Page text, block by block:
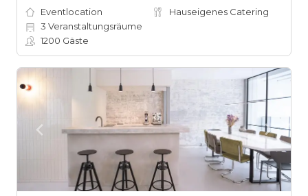
Eventlocation
Hauseigenes Catering
3 Veranstaltungsräume
1200 Gäste